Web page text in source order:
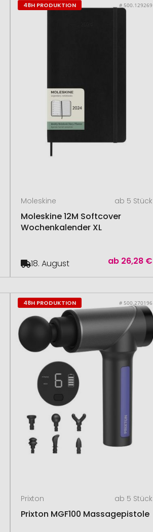
48H PRODUKTION # 500.129269
Moleskine ab 5 Stück
Moleskine 12M Softcover
Wochenkalender XL
ab 26,28 €
18. August
48H PRODUKTION # 500.270196
Prixton ab 5 Stück
Prixton MGF100 Massagepistole